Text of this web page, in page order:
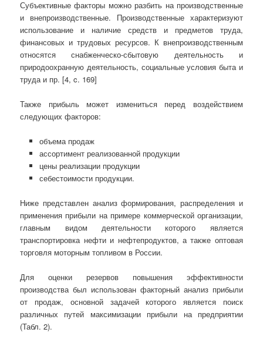
Субъективные факторы можно разбить на производственные
и внепроизводственные. Производственные характеризуют
использование и наличие средств и предметов труда,
финансовых и трудовых ресурсов. К внепроизводственным
относятся снабженческо-сбытовую деятельность и
природоохранную деятельность, социальные условия быта и
труда и пр. [4, c. 169]
Также прибыль может измениться перед воздействием
следующих факторов:
объема продаж
ассортимент реализованной продукции
цены реализации продукции
себестоимости продукции.
Ниже представлен анализ формирования, распределения и
применения прибыли на примере коммерческой организации,
главным видом деятельности которого является
транспортировка нефти и нефтепродуктов, а также оптовая
торговля моторным топливом в России.
Для оценки резервов повышения эффективности
производства был использован факторный анализ прибыли
от продаж, основной задачей которого является поиск
различных путей максимизации прибыли на предприятии
(Табл. 2).